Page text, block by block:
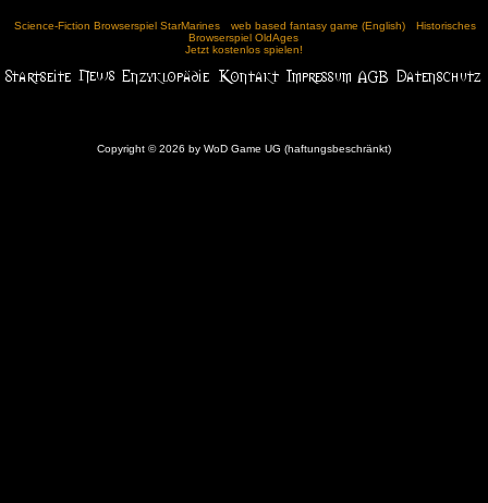
Science-Fiction Browserspiel StarMarines web based fantasy game (English)
Historisches
Browserspiel OldAges
Jetzt kostenlos spielen!
Copyright © 2026 by WoD Game UG (haftungsbeschränkt)